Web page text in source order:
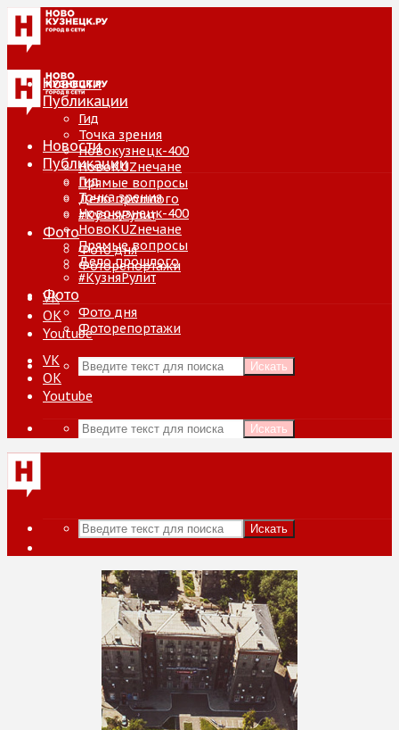
Новости
Публикации
Гид
Точка зрения
Новокузнецк-400
НовоKUZнечане
Прямые вопросы
Дело прошлого
#КузняРулит
Фото
Фото дня
Фоторепортажи
VK
ОК
Youtube
Искать
Новости
Публикации
Гид
Точка зрения
Новокузнецк-400
НовоKUZнечане
Прямые вопросы
Дело прошлого
#КузняРулит
Фото
Фото дня
Фоторепортажи
VK
ОК
Youtube
Искать
Искать